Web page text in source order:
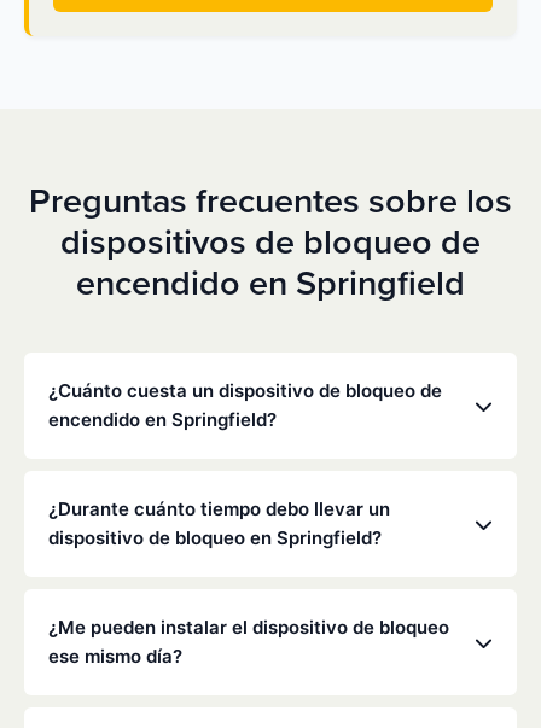
Preguntas frecuentes sobre los
dispositivos de bloqueo de
encendido en Springfield
¿Cuánto cuesta un dispositivo de bloqueo de
encendido en Springfield?
concreta, pero Low Cost Interlock ofrece tarifas
mensuales competitivas sin gastos ocultos. Ponte
de los clientes pagan entre 70 y 100 dólares al mes,
incluyendo la supervisión y la calibración.
¿Durante cuánto tiempo debo llevar un
dispositivo de bloqueo en Springfield?
dispositivo de bloqueo la determinan el
Departamento de Tráfico de Misuri y los tribunales,
¿Me pueden instalar el dispositivo de bloqueo
ese mismo día?